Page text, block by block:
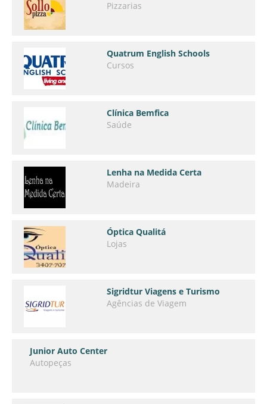
Pizzarias
Quatrum English Schools
Cursos
Clínica Bemfica
Saúde
Lenha na Medida Certa
Madeira
Óptica Qualitá
Lojas
Sigridtur Viagens e Turismo
Agências de Viagem
Junior Auto Center
Autopeças